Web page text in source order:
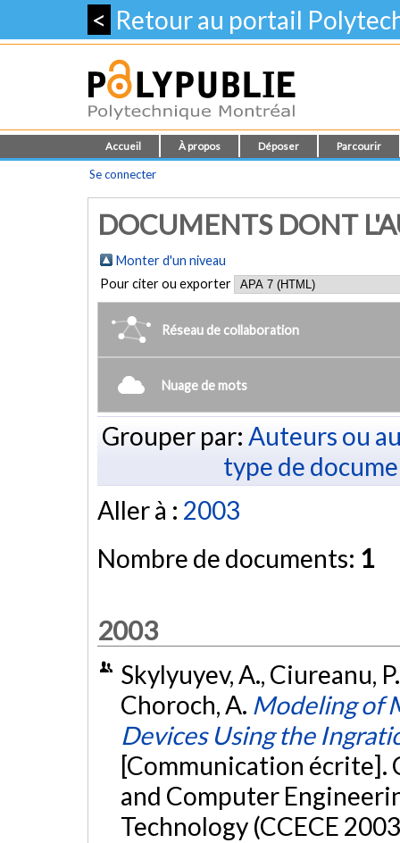
< Retour au portail
Accueil À propos Déposer Parcourir
Se connecter
DOCUMENTS DONT
Monter d'un niveau
Pour citer ou exporter
Réseau de collaboration
Nuage de mots
Grouper par: Auteurs ou
type de
Aller à : 2003
Nombre de documents: 1
2003
Skylyuyev, A., Ciureanu,
Choroch, A. Modeling of
Devices Using the
[Communication écrite].
and Computer
Technology (CCECE